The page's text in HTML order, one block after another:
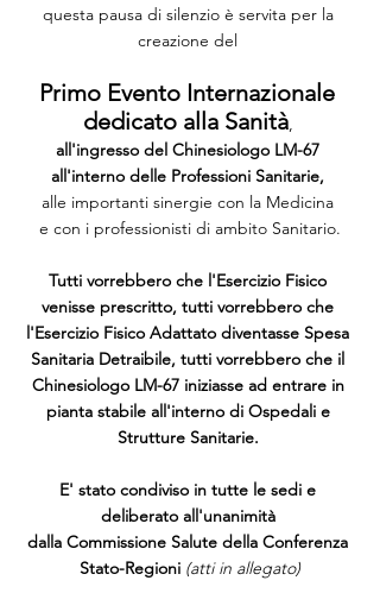
questa pausa di silenzio è servita per la
creazione del
Primo Evento Internazionale
dedicato alla Sanità,
all'ingresso del Chinesiologo LM-67
all'interno delle Professioni Sanitarie,
alle importanti sinergie con la Medicina
e con i professionisti di ambito Sanitario.
Tutti vorrebbero che l'Esercizio Fisico
venisse prescritto, tutti vorrebbero che
l'Esercizio Fisico Adattato diventasse Spesa
Sanitaria Detraibile, tutti vorrebbero che il
Chinesiologo LM-67 iniziasse ad entrare in
pianta stabile all'interno di Ospedali e
Strutture Sanitarie.
E' stato condiviso in tutte le sedi e
deliberato all'unanimità
dalla Commissione Salute della Conferenza
Stato-Regioni (atti in allegato)